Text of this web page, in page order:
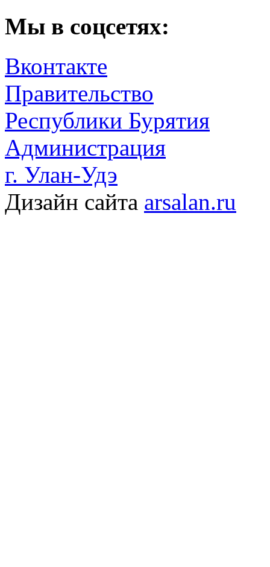
Мы в соцсетях:
Вконтакте
Правительство
Республики Бурятия
Администрация
г. Улан-Удэ
Дизайн сайта arsalan.ru